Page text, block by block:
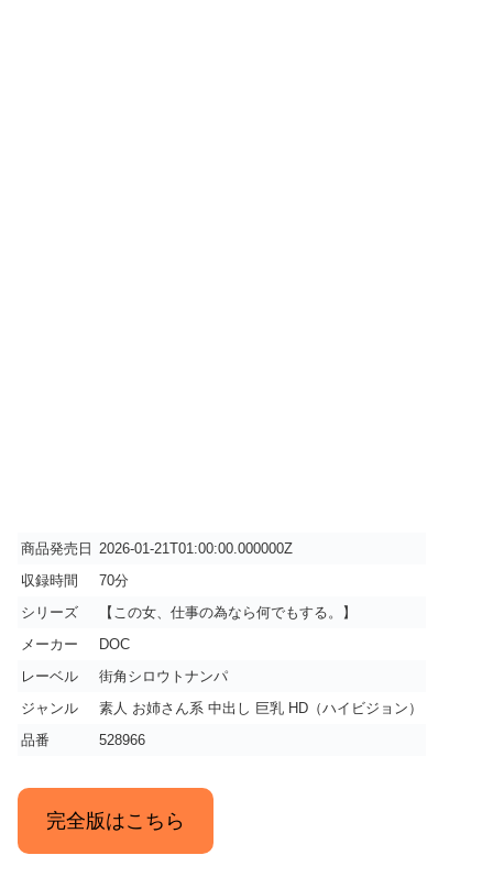
商品発売日 2026-01-21T01:00:00.000000Z
収録時間
70分
シリーズ
【この女、仕事の為なら何でもする。】
メーカー
DOC
レーベル
街角シロウトナンパ
ジャンル
素人 お姉さん系 中出し 巨乳 HD（ハイビジョン）
品番
528966
完全版はこちら